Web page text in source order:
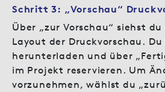
Schritt 3: „Vorschau“
Über „zur Vorschau“ siehst
Layout der Druckvorschau.
herunterladen und über
im Projekt reservieren. Um
vorzunehmen, wählst du